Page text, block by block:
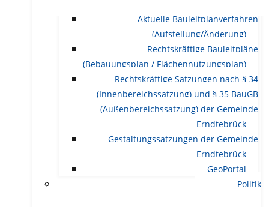
Aktuelle Bauleitplanverfahren
(Aufstellung/Änderung)
Rechtskräftige Bauleitpläne
(Bebauungsplan / Flächennutzungsplan)
Rechtskräftige Satzungen nach § 34
(Innenbereichssatzung) und § 35 BauGB
(Außenbereichssatzung) der Gemeinde
Erndtebrück
Gestaltungssatzungen der Gemeinde
Erndtebrück
GeoPortal
Politik